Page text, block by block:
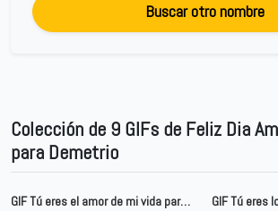
Buscar otro nombre
Colección de 9 GIFs de Feliz Dia
para Demetrio
GIF Tú eres el amor de mi vida para Demetrio